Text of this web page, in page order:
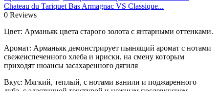
Chateau du Tariquet Bas Armagnac VS Classique...
0 Reviews
Цвет: Арманьяк цвета старого золота с янтарными оттенками.
Аромат: Арманьяк демонстрирует пьянящий аромат с нотами
свежеиспеченного хлеба и ириски, на смену которым
приходят нюансы засахаренного дягиля
Вкус: Мягкий, теплый, с нотами ванили и поджаренного